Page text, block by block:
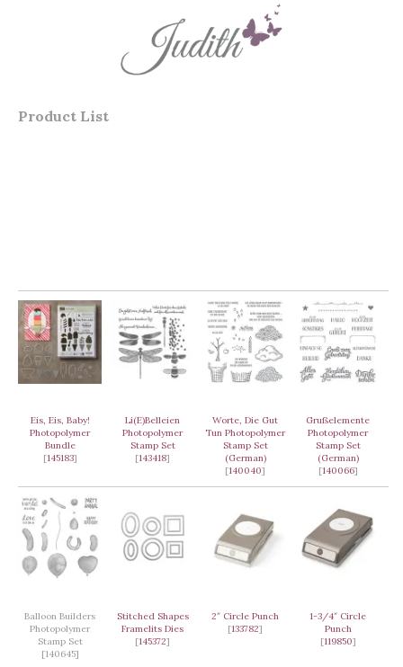
Product List
Eis, Eis, Baby!
Photopolymer
Bundle
[145183]
Li(E)Belleien
Photopolymer
Stamp Set
[143418]
Worte, Die Gut
Tun Photopolymer
Stamp Set
(German)
[140040]
Grußelemente
Photopolymer
Stamp Set
(German)
[140066]
Balloon Builders
Photopolymer
Stamp Set
[140645]
Stitched Shapes
Framelits Dies
[145372]
2″ Circle Punch
[133782]
1-3/4″ Circle
Punch
[119850]